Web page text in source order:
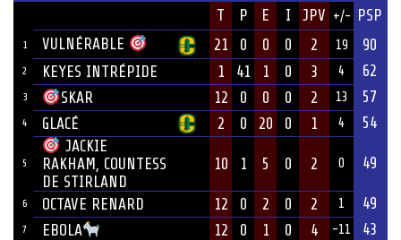
T P E I JPV +/- PSP
1 VULNÉRABLE 21 0 0 0 2 19 90
2 KEYES INTRÉPIDE 1 41 1 0 3 4 62
3 SKAR 12 0 0 0 2 13 57
4 GLACÉ 2 0 20 0 1 4 54
5
JACKIE
RAKHAM, COUNTESS
DE STIRLAND
10 1 5 0 2 0 49
6 OCTAVE RENARD 12 0 2 0 2 1 49
7 EBOLA 12 0 1 0 4 -11 43